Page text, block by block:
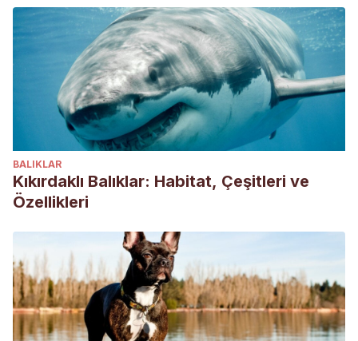
BALIKLAR
Kıkırdaklı Balıklar: Habitat, Çeşitleri ve
Özellikleri